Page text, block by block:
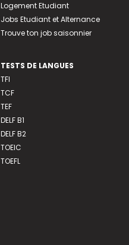
Logement Etudiant
Jobs Etudiant et Alternance
Trouve ton job saisonnier
TESTS DE LANGUES
TFI
TCF
TEF
DELF B1
DELF B2
TOEIC
TOEFL